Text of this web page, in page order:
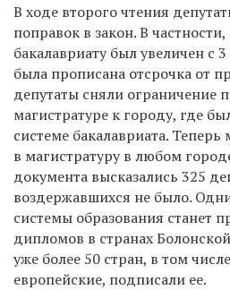
В ходе второго чтения
поправок в закон. В
бакалавриату был увеличен с
была прописана отсрочка от
депутаты сняли ограничение
магистратуре к городу, где
системе бакалавриата.
в магистратуру в любом
документа высказались 325
воздержавшихся не было.
системы образования станет
дипломов в странах
уже более 50 стран, в том
европейские, подписали ее.